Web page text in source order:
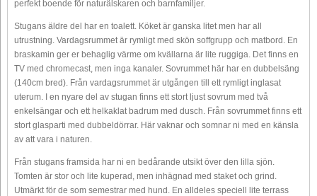
perfekt boende för naturälskaren och barnfamiljer.
Stugans äldre del har en toalett. Köket är ganska litet men har all
utrustning. Vardagsrummet är rymligt med skön soffgrupp och matbord. En
braskamin ger er behaglig värme om kvällarna är lite ruggiga. Det finns en
TV med chromecast, men inga kanaler. Sovrummet här har en dubbelsäng
(140cm bred). Från vardagsrummet är utgången till ett rymligt inglasat
uterum. I en nyare del av stugan finns ett stort ljust sovrum med två
enkelsängar och ett helkaklat badrum med dusch. Från sovrummet finns ett
stort glasparti med dubbeldörrar. Här vaknar och somnar ni med en känsla
av att vara i naturen.
Från stugans framsida har ni en bedårande utsikt över den lilla sjön.
Tomten är stor och lite kuperad, men inhägnad med staket och grind.
Utmärkt för de som semestrar med hund. En alldeles speciell lite terrass